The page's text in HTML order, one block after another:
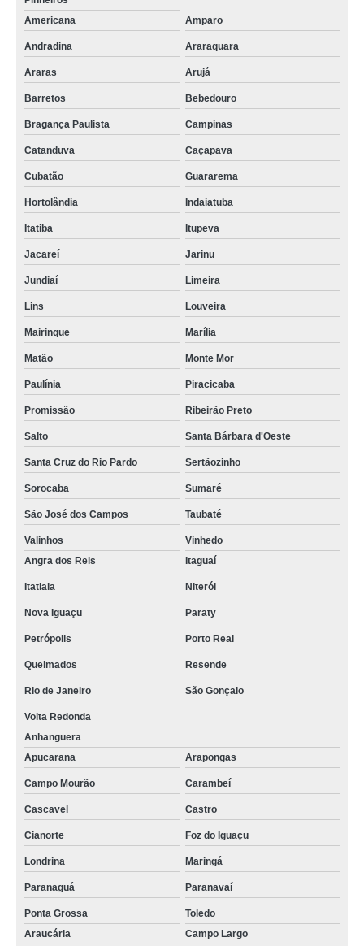
Americana
Amparo
Andradina Araraquara
Araras Arujá
Barretos Bebedouro
Bragança Paulista Campinas
Catanduva Caçapava
Cubatão Guararema
Hortolândia Indaiatuba
Itatiba Itupeva
Jacareí Jarinu
Jundiaí Limeira
Lins Louveira
Mairinque Marília
Matão Monte Mor
Paulínia Piracicaba
Promissão Ribeirão Preto
Salto Santa Bárbara d'Oeste
Santa Cruz do Rio Pardo Sertãozinho
Sorocaba Sumaré
São José dos Campos Taubaté
Valinhos
Vinhedo
Angra dos Reis
Itaguaí
Itatiaia Niterói
Nova Iguaçu Paraty
Petrópolis Porto Real
Queimados Resende
Rio de Janeiro São Gonçalo
Volta Redonda
Anhanguera
Apucarana
Arapongas
Campo Mourão Carambeí
Cascavel Castro
Cianorte Foz do Iguaçu
Londrina Maringá
Paranaguá Paranavaí
Ponta Grossa
Toledo
Araucária
Campo Largo